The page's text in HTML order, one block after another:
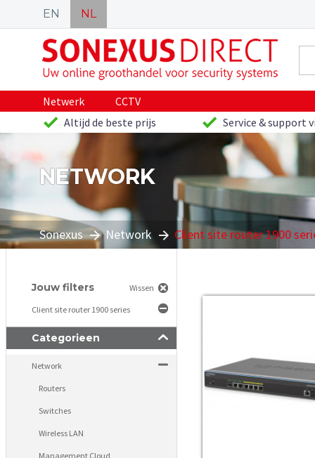
EN NL
Netwerk
CCTV
Altijd de beste prijs
Service & support
NETWORK
Sonexus Network Client site router 1900
Jouw filters Wissen
Client site router 1900 series
Categorieen
Network
Routers
Switches
Wireless LAN
Management Cloud